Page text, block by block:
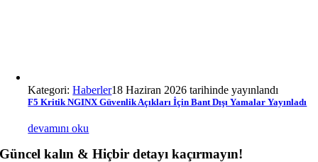
Kategori:Haberler18 Haziran 2026 tarihinde yayınlandı
F5 Kritik NGINX Güvenlik Açıkları İçin Bant Dışı Yamalar Yayınladı
devamını oku
Güncel kalın & Hiçbir detayı kaçırmayın!